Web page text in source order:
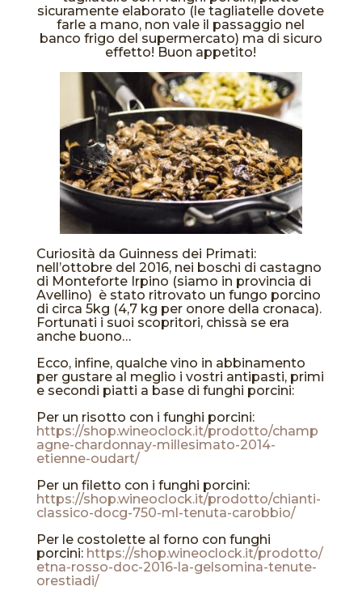
sicuramente elaborato (le tagliatelle dovete
farle a mano, non vale il passaggio nel
banco frigo del supermercato) ma di sicuro
effetto! Buon appetito!
Curiosità da Guinness dei Primati:
nell’ottobre del 2016, nei boschi di castagno
di Monteforte Irpino (siamo in provincia di
Avellino) è stato ritrovato un fungo porcino
di circa 5kg (4,7 kg per onore della cronaca).
Fortunati i suoi scopritori, chissà se era
anche buono…
Ecco, infine, qualche vino in abbinamento
per gustare al meglio i vostri antipasti, primi
e secondi piatti a base di funghi porcini:
Per un risotto con i funghi porcini:
https://shop.wineoclock.it/prodotto/champ
agne-chardonnay-millesimato-2014-
etienne-oudart/
Per un filetto con i funghi porcini:
https://shop.wineoclock.it/prodotto/chianti-
classico-docg-750-ml-tenuta-carobbio/
Per le costolette al forno con funghi
porcini: https://shop.wineoclock.it/prodotto/
etna-rosso-doc-2016-la-gelsomina-tenute-
orestiadi/